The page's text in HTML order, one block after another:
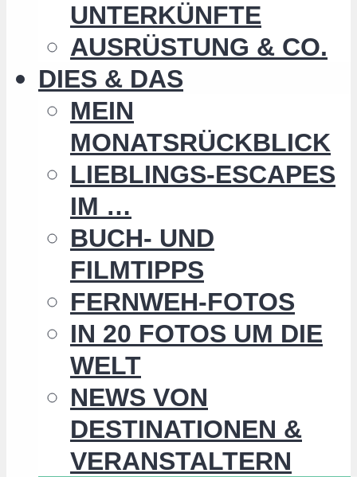
UNTERKÜNFTE
AUSRÜSTUNG & CO.
DIES & DAS
MEIN
MONATSRÜCKBLICK
LIEBLINGS-ESCAPES
IM …
BUCH- UND
FILMTIPPS
FERNWEH-FOTOS
IN 20 FOTOS UM DIE
WELT
NEWS VON
DESTINATIONEN &
VERANSTALTERN